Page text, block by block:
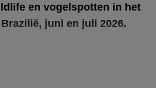
en vogelspotten in het
juni en juli 2026.